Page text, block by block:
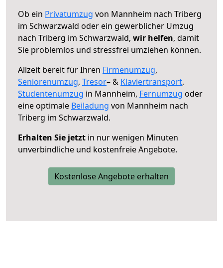
Ob ein Privatumzug von Mannheim nach Triberg
im Schwarzwald oder ein gewerblicher Umzug
nach Triberg im Schwarzwald, wir helfen, damit
Sie problemlos und stressfrei umziehen können.
Allzeit bereit für Ihren Firmenumzug,
Seniorenumzug, Tresor– & Klaviertransport,
Studentenumzug in Mannheim, Fernumzug oder
eine optimale Beiladung von Mannheim nach
Triberg im Schwarzwald.
Erhalten Sie jetzt in nur wenigen Minuten
unverbindliche und kostenfreie Angebote.
Kostenlose Angebote erhalten